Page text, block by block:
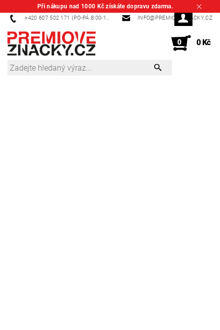
Při nákupu nad 1000 Kč získáte dopravu zdarma.
+420 607 502 171 (PO-PÁ 8:00-14:00) INFO@PREMIOVEZNACKY.CZ
0 0 Kč